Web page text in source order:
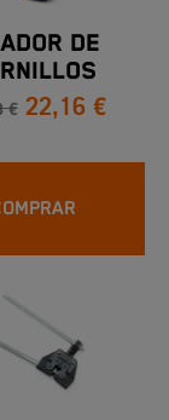
DE
€ 22,16 €